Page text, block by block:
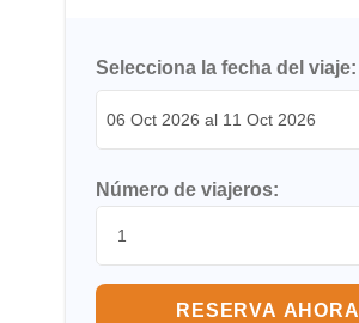
Selecciona la fecha del viaje:
Número de viajeros:
RESERVA AHORA